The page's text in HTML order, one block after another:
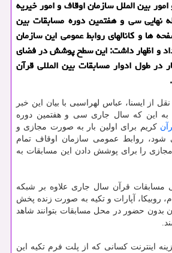
بین الملل سازمان اوقاف و امور خیریه
نهایی سی و هفتمین دوره مسابقات بین
ها و کانالهای روابط عمومی این سازمان
و اظهار داشت: این سطح پوشش در فضای
در طول ادوار مسابقات بین المللی قرآن
از ایسنا، عباس لهراسبی با بیان این خبر
به این که سال جاری سی و هفتمین دوره
کریم برای اولین بار به صورت مجازی و
شود، روابط عمومی سازمان اوقاف تمام
را برای پوشش دادن این مسابقات به
مسابقات قرآن سال جاری علاوه بر شبکه
روبیکا، آپارات و تکیه به صورت زنده پخش
بدون حضور در محل مسابقات بتوانند شاهد
اینترنت کسانی که از پلت فرم تکیه این